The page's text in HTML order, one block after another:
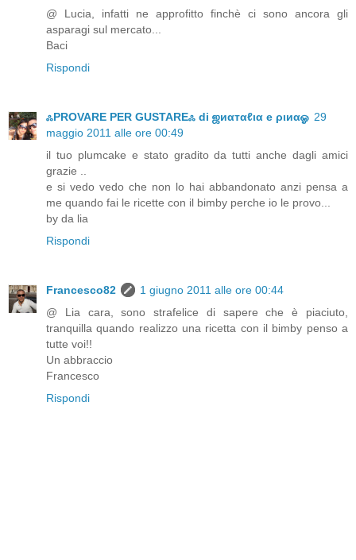
@ Lucia, infatti ne approfitto finchè ci sono ancora gli
asparagi sul mercato...
Baci
Rispondi
ஃPROVARE PER GUSTAREஃ di ஜиαтαℓια e ριиαஓ 29
maggio 2011 alle ore 00:49
il tuo plumcake e stato gradito da tutti anche dagli amici
grazie ..
e si vedo vedo che non lo hai abbandonato anzi pensa a
me quando fai le ricette con il bimby perche io le provo...
by da lia
Rispondi
Francesco82
1 giugno 2011 alle ore 00:44
@ Lia cara, sono strafelice di sapere che è piaciuto,
tranquilla quando realizzo una ricetta con il bimby penso a
tutte voi!!
Un abbraccio
Francesco
Rispondi